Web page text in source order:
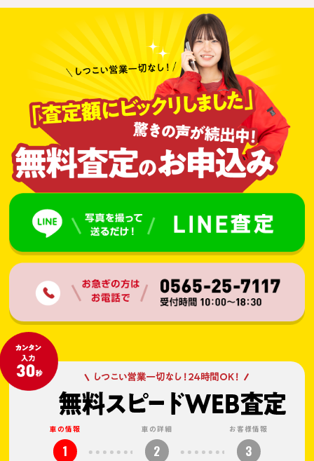
車の情報
1
車の詳細
2
お客様情報
3